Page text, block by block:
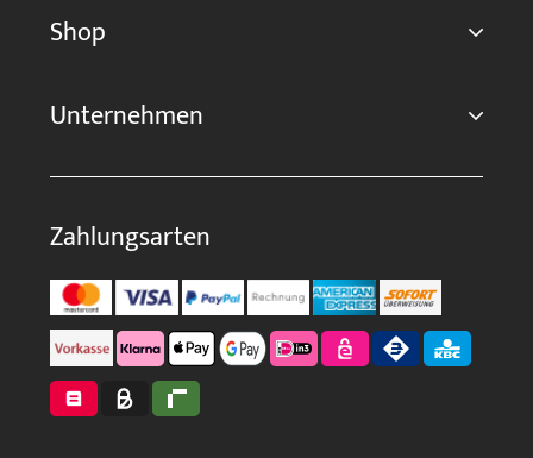
Shop
Unternehmen
Zahlungsarten